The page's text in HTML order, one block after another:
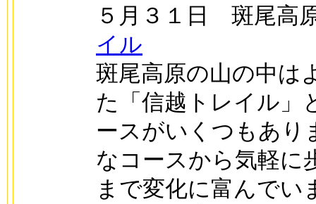
５月３１日 斑尾
イル
斑尾高原の山の中は
た「信越トレイル」
ースがいくつもあり
なコースから気軽に
まで変化に富んでい